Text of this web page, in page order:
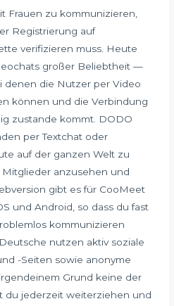
Frauen zu kommunizieren,
Registrierung auf
verifizieren muss. Heute
großer Beliebtheit —
denen die Nutzer per Video
können und die Verbindung
zustande kommt. DODO
per Textchat oder
auf der ganzen Welt zu
anzusehen und
gibt es für CooMeet
und Android, so dass du fast
kommunizieren
nutzen aktiv soziale
-Seiten sowie anonyme
Grund keine der
du jederzeit weiterziehen und